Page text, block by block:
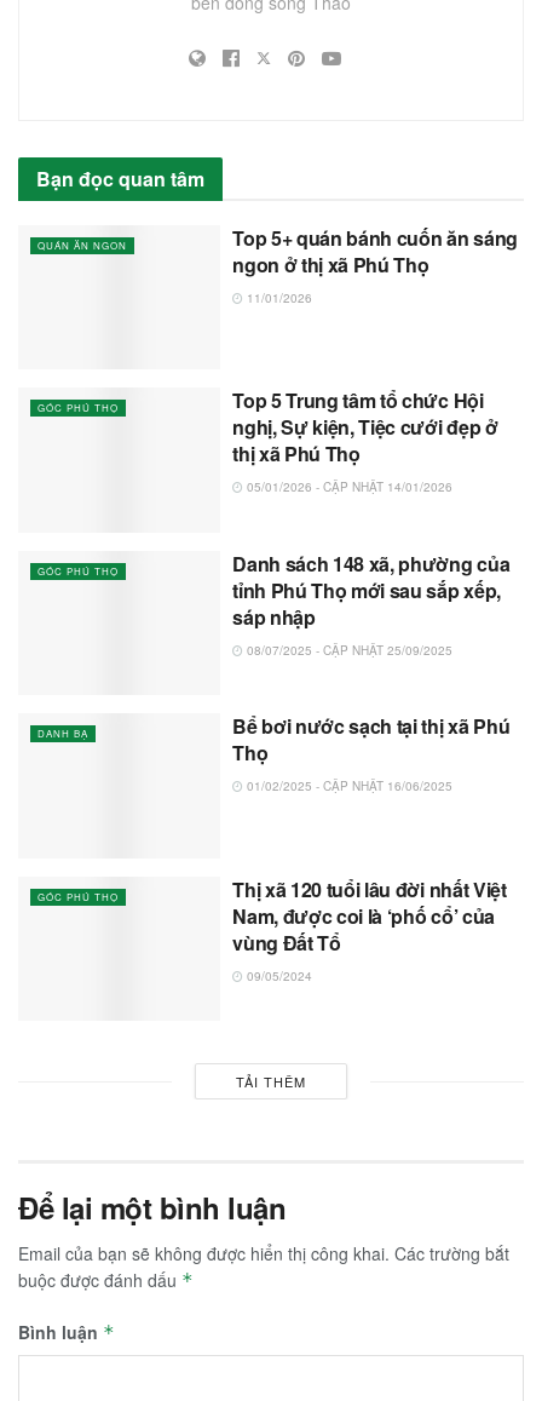
Bạn đọc quan tâm
QUÁN ĂN NGON
Top 5+ quán bánh cuốn ăn sáng
ngon ở thị xã Phú Thọ
11/01/2026
GÓC PHÚ THỌ
Top 5 Trung tâm tổ chức Hội
nghị, Sự kiện, Tiệc cưới đẹp ở
thị xã Phú Thọ
05/01/2026 - CẬP NHẬT 14/01/2026
GÓC PHÚ THỌ
Danh sách 148 xã, phường của
tỉnh Phú Thọ mới sau sắp xếp,
sáp nhập
08/07/2025 - CẬP NHẬT 25/09/2025
DANH BẠ
Bể bơi nước sạch tại thị xã Phú
Thọ
01/02/2025 - CẬP NHẬT 16/06/2025
GÓC PHÚ THỌ
Thị xã 120 tuổi lâu đời nhất Việt
Nam, được coi là ‘phố cổ’ của
vùng Đất Tổ
09/05/2024
TẢI THÊM
Để lại một bình luận
Email của bạn sẽ không được hiển thị công khai. Các trường bắt
buộc được đánh dấu *
Bình luận *